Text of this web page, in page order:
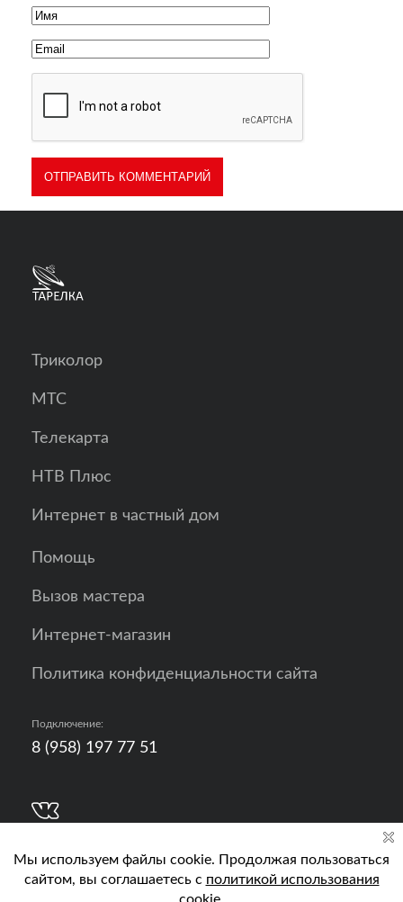
Триколор
МТС
Телекарта
НТВ Плюс
Интернет в частный дом
Помощь
Вызов мастера
Интернет-магазин
Политика конфиденциальности сайта
Подключение:
8 (958) 197 77 51
Кислород